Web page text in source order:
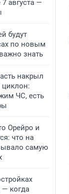
августа —
будут
по новым
знать
накрыл
циклон:
ЧС, есть
Орейро и
что на
самую
— когда